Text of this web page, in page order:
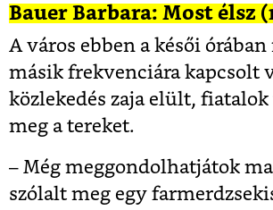
Bauer Barbara: Most élsz
A város ebben a késői
másik frekvenciára kapcsolt
közlekedés zaja elült,
meg a tereket.
– Még meggondolhatjátok
szólalt meg egy